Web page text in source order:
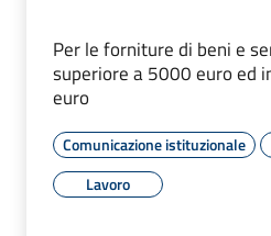
Per le forniture di beni e
superiore a 5000 euro ed
euro
Comunicazione istituzionale
Lavoro